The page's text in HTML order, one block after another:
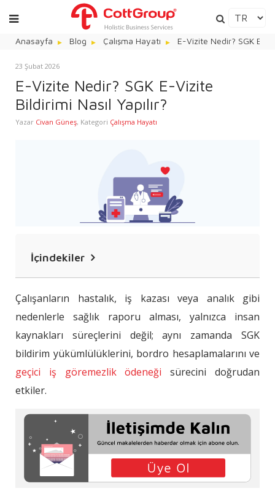
Anasayfa Blog Çalışma Hayatı E-Vizite Nedir? SGK E-
23 Şubat 2026
E-Vizite Nedir? SGK E-Vizite
Bildirimi Nasıl Yapılır?
Yazar Civan Güneş, Kategori Çalışma Hayatı
İçindekiler
E-Vizite Ne İşe Yarar?
E-Vizite Hangi Durumlarda Kullanılır?
SGK E-Vizite Bildirimi Nasıl Yapılır?
E-Vizite Bildirim Süresi Ne Kadar?
E-Vizite ile Geçici İş Göremezlik Ödeneği
Arasındaki İlişki
E-Vizite ve Bordro Süreci
E-Vizite Bildirimi Yapılmazsa Ne Olur?
Çalışanların hastalık, iş kazası veya analık gibi
nedenlerle sağlık raporu alması, yalnızca insan
kaynakları süreçlerini değil; aynı zamanda SGK
bildirim yükümlülüklerini, bordro hesaplamalarını ve
geçici iş göremezlik ödeneği sürecini doğrudan
etkiler.